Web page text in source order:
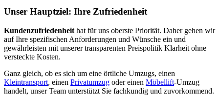
Unser Hauptziel: Ihre Zufriedenheit
Kundenzufriedenheit hat für uns oberste Priorität. Daher gehen wir
auf Ihre spezifischen Anforderungen und Wünsche ein und
gewährleisten mit unserer transparenten Preispolitik Klarheit ohne
versteckte Kosten.
Ganz gleich, ob es sich um eine örtliche Umzugs, einen
Kleintransport, einen Privatumzug oder einen Möbellift-Umzug
handelt, unser Team unterstützt Sie fachkundig und zuvorkommend.